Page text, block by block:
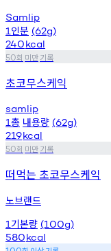
Samlip
1 인분 (62g)
240kcal
50회 미만기록
초코무스케익
samlip
1총 내용량 (62g)
219kcal
50회 미만기록
떠먹는 초코무스케익
노브랜드
1 기본량 (100g)
580kcal